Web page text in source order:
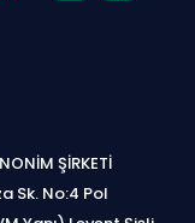
ŞİRKETİ
Sk. No:4 Pol